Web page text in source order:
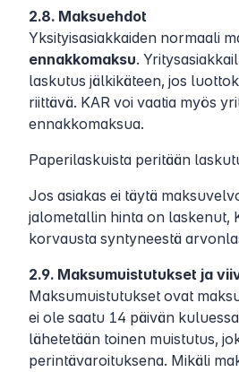
2.8. Maksuehdot
Yksityisasiakkaiden normaali
ennakkomaksu.
laskutus jälkikäteen, jos
riittävä. KAR voi vaatia myös
ennakkomaksua.
Paperilaskuista peritään
Jos asiakas ei täytä
jalometallin hinta on laskenut,
korvausta syntyneestä
2.9. Maksumuistutukset ja
Maksumuistutukset ovat
ei ole saatu 14 päivän
lähetetään toinen muistutus,
perintävaroituksena. Mikäli